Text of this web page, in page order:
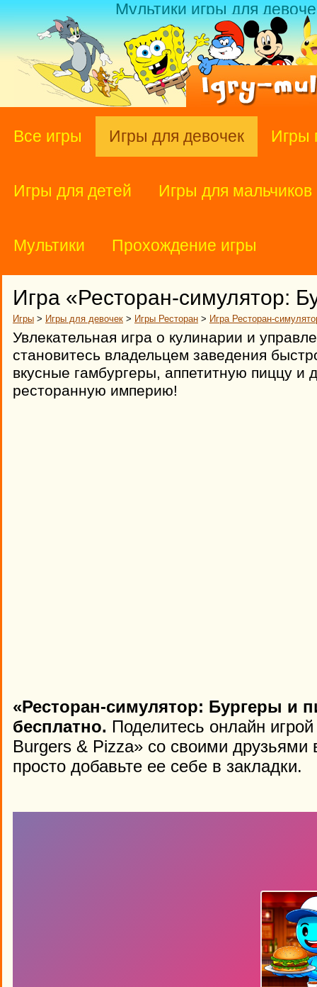
Мультики игры для
Все игры Игры для девочек Игры
Игры для детей Игры для мальчиков
Мультики Прохождение игры
Игра «Ресторан-симулятор:
Игры > Игры для девочек > Игры Ресторан > Игра Ресторан-
Увлекательная игра о кулинарии и
становитесь владельцем заведения
вкусные гамбургеры, аппетитную пиццу и
ресторанную империю!
«Ресторан-симулятор: Бургеры и
бесплатно. Поделитесь онлайн
Burgers & Pizza» со своими друзьями
просто добавьте ее себе в закладки.